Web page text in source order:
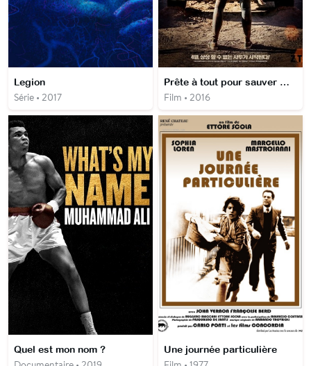
Legion
Série • 2017
Prête à tout pour sauver mon fils
Film • 2016
Quel est mon nom ? Une journée particulière